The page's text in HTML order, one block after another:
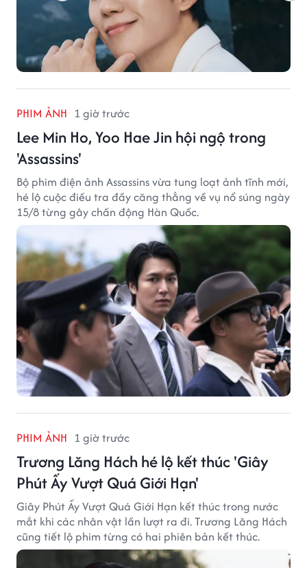
PHIM ẢNH 1 giờ trước
Lee Min Ho, Yoo Hae Jin hội ngộ trong
'Assassins'
Bộ phim điện ảnh Assassins vừa tung loạt ảnh tĩnh mới,
hé lộ cuộc điều tra đầy căng thẳng về vụ nổ súng ngày
15/8 từng gây chấn động Hàn Quốc.
PHIM ẢNH 1 giờ trước
Trương Lăng Hách hé lộ kết thúc 'Giây
Phút Ấy Vượt Quá Giới Hạn'
Giây Phút Ấy Vượt Quá Giới Hạn kết thúc trong nước
mắt khi các nhân vật lần lượt ra đi. Trương Lăng Hách
cũng tiết lộ phim từng có hai phiên bản kết thúc.